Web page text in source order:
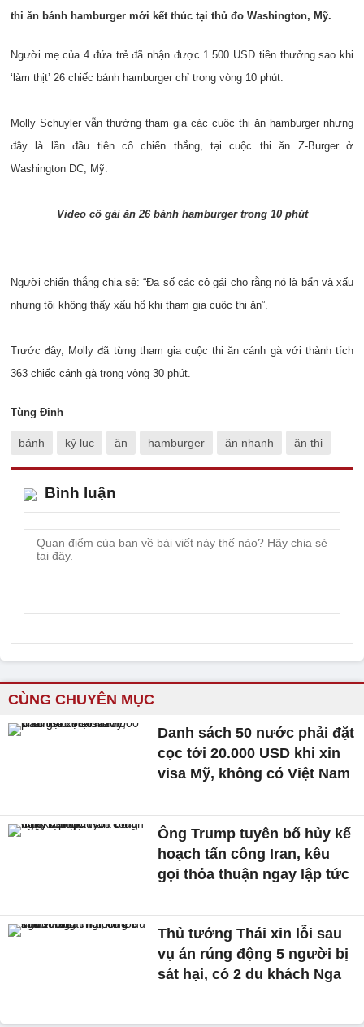
thi ăn bánh hamburger mới kết thúc tại thủ đo Washington, Mỹ.
Người mẹ của 4 đứa trẻ đã nhận được 1.500 USD tiền thưởng sao khi
‘làm thịt’ 26 chiếc bánh hamburger chỉ trong vòng 10 phút.
Molly Schuyler vẫn thường tham gia các cuộc thi ăn hamburger nhưng
đây là lần đầu tiên cô chiến thắng, tại cuộc thi ăn Z-Burger ở
Washington DC, Mỹ.
Video cô gái ăn 26 bánh hamburger trong 10 phút
Người chiến thắng chia sẻ: “Đa số các cô gái cho rằng nó là bẩn và xấu
nhưng tôi không thấy xấu hổ khi tham gia cuộc thi ăn”.
Trước đây, Molly đã từng tham gia cuộc thi ăn cánh gà với thành tích
363 chiếc cánh gà trong vòng 30 phút.
Tùng Đinh
bánh kỷ lục ăn hamburger ăn nhanh ăn thi
Bình luận
CÙNG CHUYÊN MỤC
Danh sách 50 nước phải đặt
cọc tới 20.000 USD khi xin
visa Mỹ, không có Việt Nam
Ông Trump tuyên bố hủy kế
hoạch tấn công Iran, kêu
gọi thỏa thuận ngay lập tức
Thủ tướng Thái xin lỗi sau
vụ án rúng động 5 người bị
sát hại, có 2 du khách Nga